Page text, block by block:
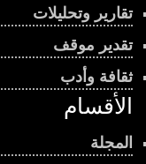
تقارير وتحليلات
تقدير موقف
ثقافة وأدب
الأقسام
المجلة